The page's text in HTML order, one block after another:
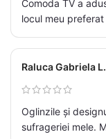
Comoda TV a
locul meu
Raluca Gabriela L.
Oglinzile și
sufrageriei mele.